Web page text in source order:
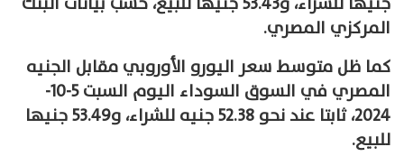
المركزي المصري.
كما ظل متوسط سعر اليورو الأوروبي مقابل الجنيه
المصري في السوق السوداء اليوم السبت 5-10-
2024، ثابتا عند نحو 52.38 جنيه للشراء، و53.49 جنيها
للبيع.